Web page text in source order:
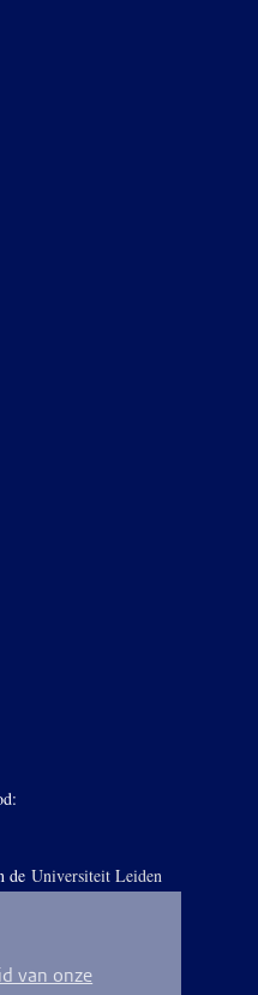
van onze
de Universiteit Leiden